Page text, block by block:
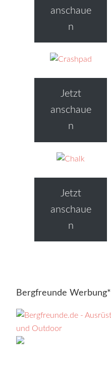
anschaue
n
Jetzt
anschaue
n
Jetzt
anschaue
n
Bergfreunde Werbung*